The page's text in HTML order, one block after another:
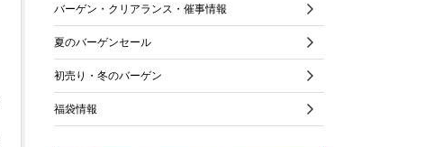
バーゲン・クリアランス・催事情報
夏のバーゲンセール
初売り・冬のバーゲン
福袋情報